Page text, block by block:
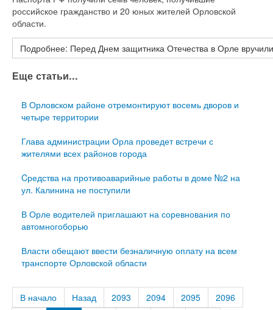
российское гражданство и 20 юных жителей Орловской
области.
Подробнее: Перед Днем защитника Отечества в Орле
Еще статьи...
В Орловском районе отремонтируют восемь дворов и
четыре территории
Глава администрации Орла проведет встречи с
жителями всех районов города
Cредства на противоаварийные работы в доме №2 на
ул. Калинина не поступили
В Орле водителей приглашают на соревнования по
автомногоборью
Власти обещают ввести безналичную оплату на всем
транспорте Орловской области
В начало Назад 2093 2094 2095
2096